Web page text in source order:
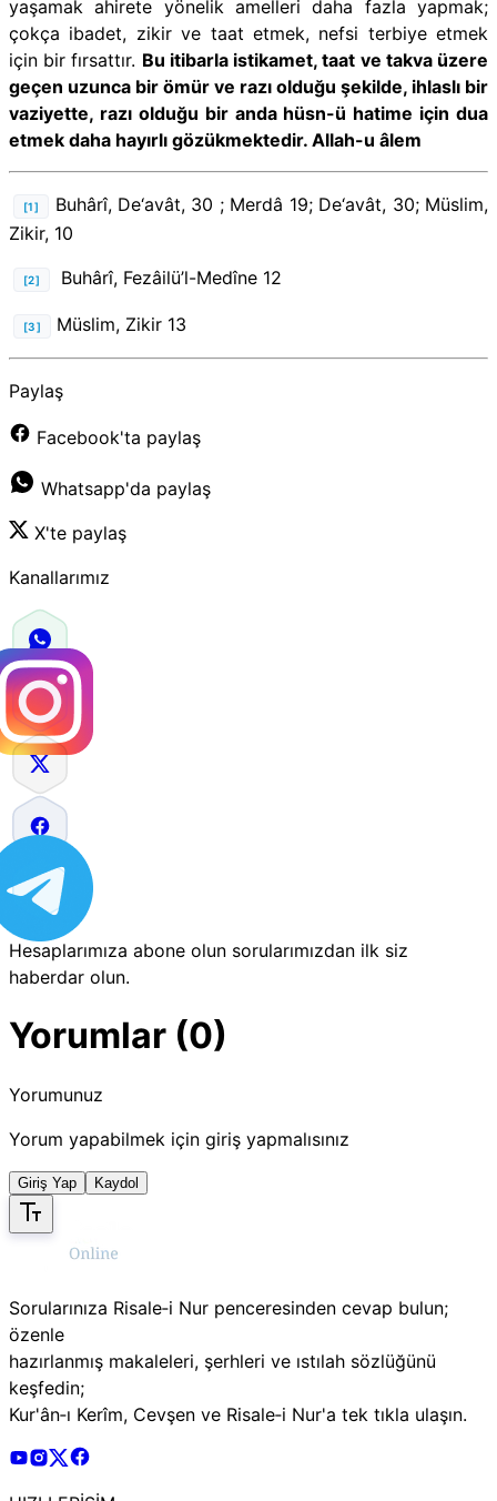
yaşamak ahirete yönelik amelleri daha fazla yapmak;
çokça ibadet, zikir ve taat etmek, nefsi terbiye etmek
için bir fırsattır. Bu itibarla istikamet, taat ve takva üzere
geçen uzunca bir ömür ve razı olduğu şekilde, ihlaslı bir
vaziyette, razı olduğu bir anda hüsn-ü hatime için dua
etmek daha hayırlı gözükmektedir. Allah-u âlem
[1]
Buhârî, De‘avât, 30 ; Merdâ 19; De‘avât, 30; Müslim,
Zikir, 10
[2] Buhârî, Fezâilü’l-Medîne 12
[3] Müslim, Zikir 13
Paylaş
Facebook'ta paylaş
Whatsapp'da paylaş
X'te paylaş
Kanallarımız
Hesaplarımıza abone olun sorularımızdan ilk siz
haberdar olun.
Yorumlar (0)
Yorumunuz
Yorum yapabilmek için giriş yapmalısınız
Giriş Yap Kaydol
Sorularınıza Risale‑i Nur penceresinden cevap bulun;
özenle
hazırlanmış makaleleri, şerhleri ve ıstılah sözlüğünü
keşfedin;
Kur'ân‑ı Kerîm, Cevşen ve Risale‑i Nur'a tek tıkla ulaşın.
Risale Online Youtube Hesabı
Risale Online Instagram Hesabı
Risale Online X Hesabı